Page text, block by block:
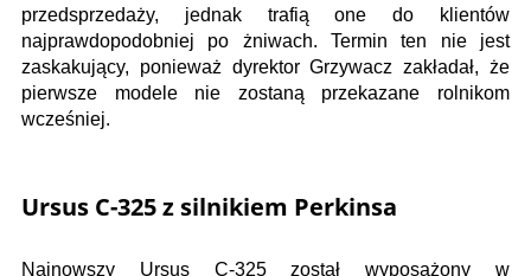
przedsprzedaży, jednak trafią one do klientów
najprawdopodobniej po żniwach. Termin ten nie jest
zaskakujący, ponieważ dyrektor Grzywacz zakładał, że
pierwsze modele nie zostaną przekazane rolnikom
wcześniej.
Ursus C-325 z silnikiem Perkinsa
Najnowszy Ursus C-325 został wyposażony w